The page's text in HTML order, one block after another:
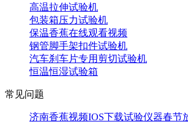
高温拉伸试验机
包装箱压力试验机
保温香蕉在线观看视频
钢管脚手架扣件试验机
汽车刹车片专用剪切试验机
恒温恒湿试验箱
常见问题
济南香蕉视频IOS下载试验仪器春节